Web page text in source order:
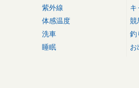
紫外線
体感温度
洗車
睡眠
キ
競
釣
お